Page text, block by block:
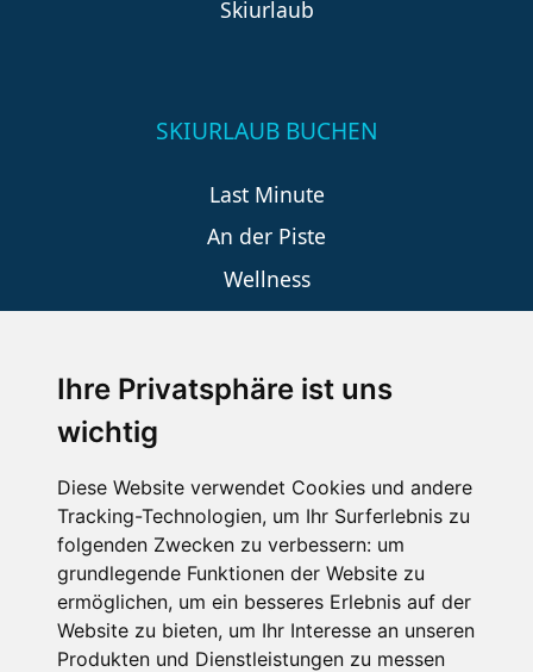
Ihre Privatsphäre ist uns
wichtig
Diese Website verwendet Cookies und andere
Tracking-Technologien, um Ihr Surferlebnis zu
folgenden Zwecken zu verbessern: um
grundlegende Funktionen der Website zu
ermöglichen, um ein besseres Erlebnis auf der
Website zu bieten, um Ihr Interesse an unseren
Produkten und Dienstleistungen zu messen
Skiurlaub
SKIURLAUB BUCHEN
Last Minute
An der Piste
Wellness
SCHNEEHÖHEN SKI APP
Die Schneehoehen Ski APP für iOS und Android - Ein
Muss für alle Wintersportler und Schneefreaks!